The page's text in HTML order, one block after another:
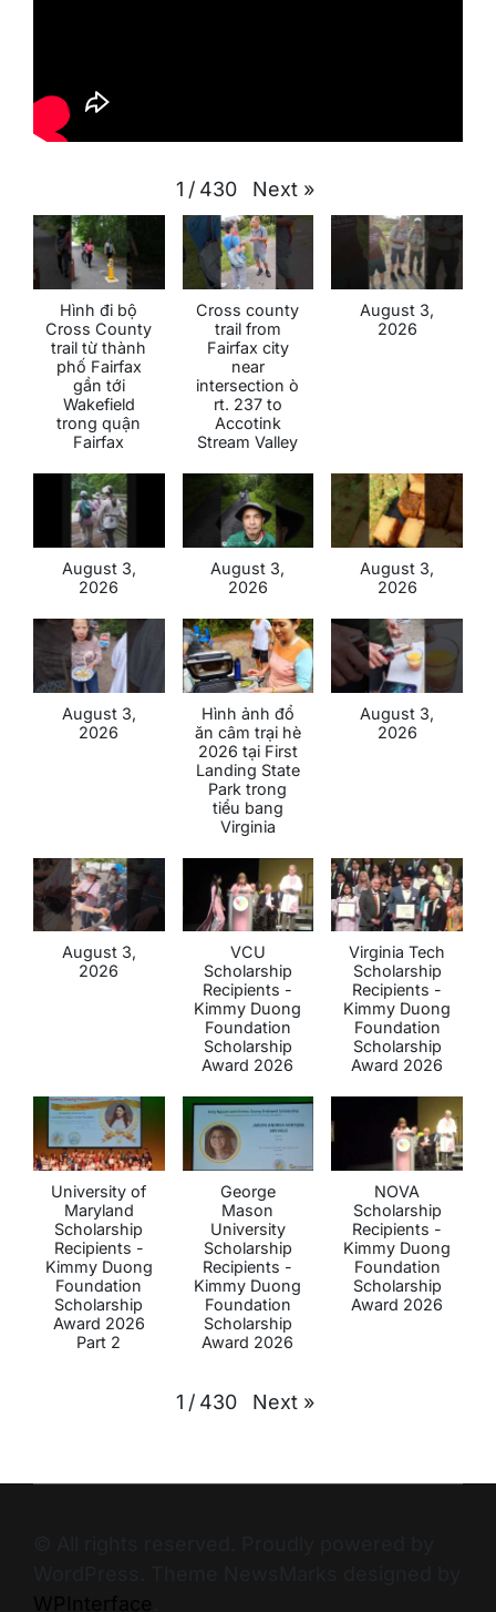
1 / 430 Next »
Hình đi bộ
Cross County
trail từ thành
phố Fairfax
gần tới
Wakefield
trong quận
Fairfax
Cross county
trail from
Fairfax city
near
intersection ò
rt. 237 to
Accotink
Stream Valley
August 3,
2026
August 3,
2026
August 3,
2026
August 3,
2026
August 3,
2026
Hình ảnh đổ
ăn câm trại hè
2026 tại First
Landing State
Park trong
tiểu bang
Virginia
August 3,
2026
August 3,
2026
VCU
Scholarship
Recipients -
Kimmy Duong
Foundation
Scholarship
Award 2026
Virginia Tech
Scholarship
Recipients -
Kimmy Duong
Foundation
Scholarship
Award 2026
University of
Maryland
Scholarship
Recipients -
Kimmy Duong
Foundation
Scholarship
Award 2026
Part 2
George
Mason
University
Scholarship
Recipients -
Kimmy Duong
Foundation
Scholarship
Award 2026
NOVA
Scholarship
Recipients -
Kimmy Duong
Foundation
Scholarship
Award 2026
1 / 430 Next »